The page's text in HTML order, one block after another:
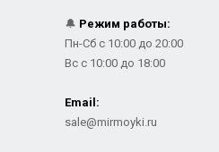
🔔 Режим работы:
Пн-Сб с 10:00 до 20:00
Вс с 10:00 до 18:00
Email:
sale@mirmoyki.ru